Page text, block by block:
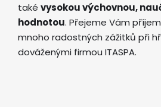
také vysokou výchovnou,
hodnotou. Přejeme Vám
mnoho radostných zážitků při
dováženými firmou ITASPA.